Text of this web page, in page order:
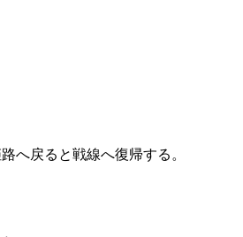
へ戻ると戦線へ復帰する。